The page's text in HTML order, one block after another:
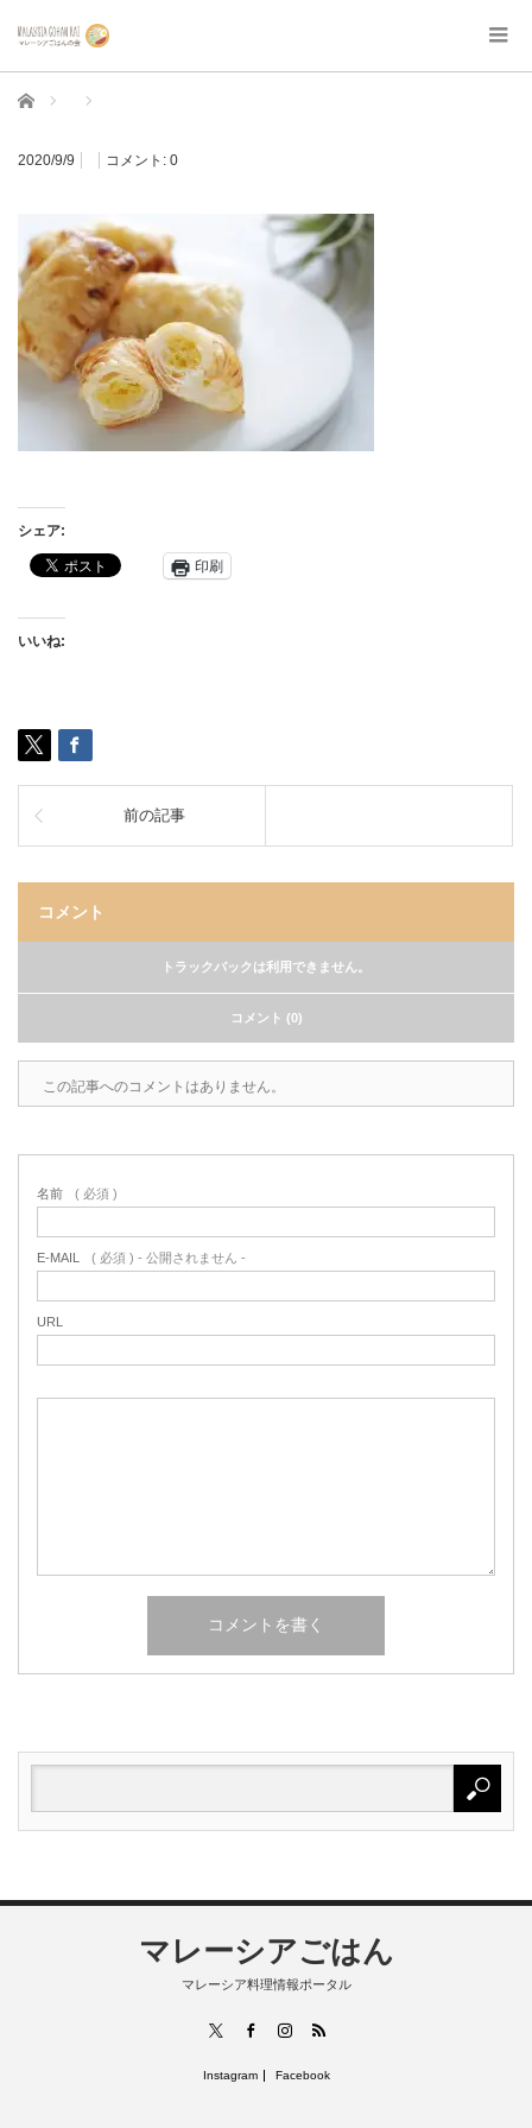
ホーム
2020/9/9 コメント: 0
シェア:
印刷
いいね:
前の記事
コメント
トラックバックは利用できません。
コメント (0)
この記事へのコメントはありません。
名前 ( 必須 )
E-MAIL ( 必須 ) - 公開されません -
URL
マレーシアごはん
マレーシア料理情報ポータル
FacebookInstagram
RSS
Instagram Facebook